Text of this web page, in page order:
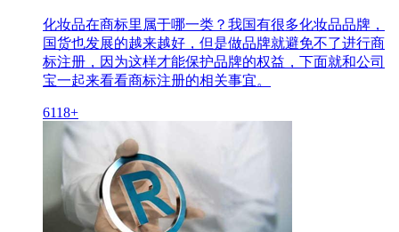
化妆品在商标里属于哪一类？我国有很多化妆品品牌，
国货也发展的越来越好，但是做品牌就避免不了进行商
标注册，因为这样才能保护品牌的权益，下面就和公司
宝一起来看看商标注册的相关事宜。
6118+